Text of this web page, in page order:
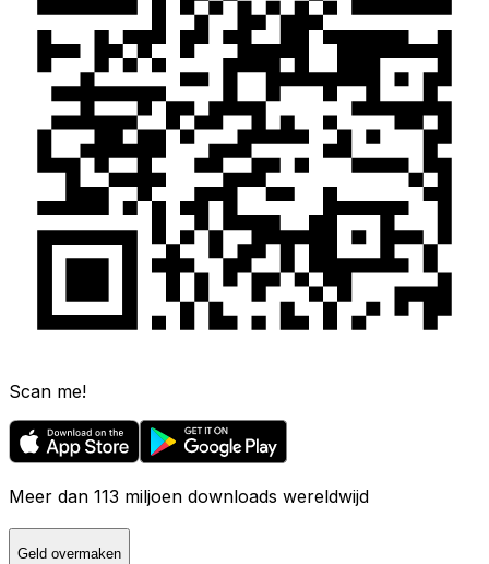
Scan me!
Meer dan 113 miljoen downloads wereldwijd
Geld overmaken